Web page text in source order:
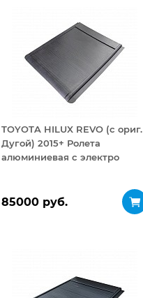
TOYOTA HILUX REVO (с ориг.
Дугой) 2015+ Ролета
алюминиевая с электро
85000 руб.